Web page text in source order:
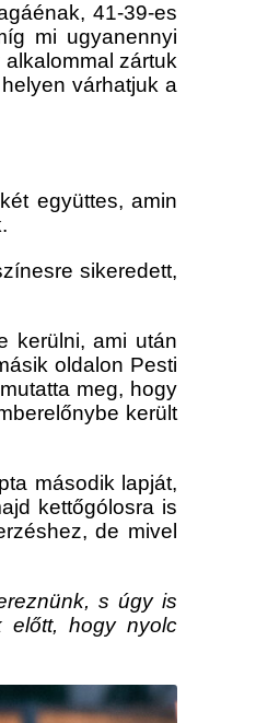
41-39-es
mi ugyanennyi
zártuk
várhatjuk a
együttes, amin
sikeredett,
kerülni, ami után
oldalon Pesti
meg, hogy
került
második lapját,
kettőgólosra is
de mivel
s úgy is
előtt, hogy nyolc